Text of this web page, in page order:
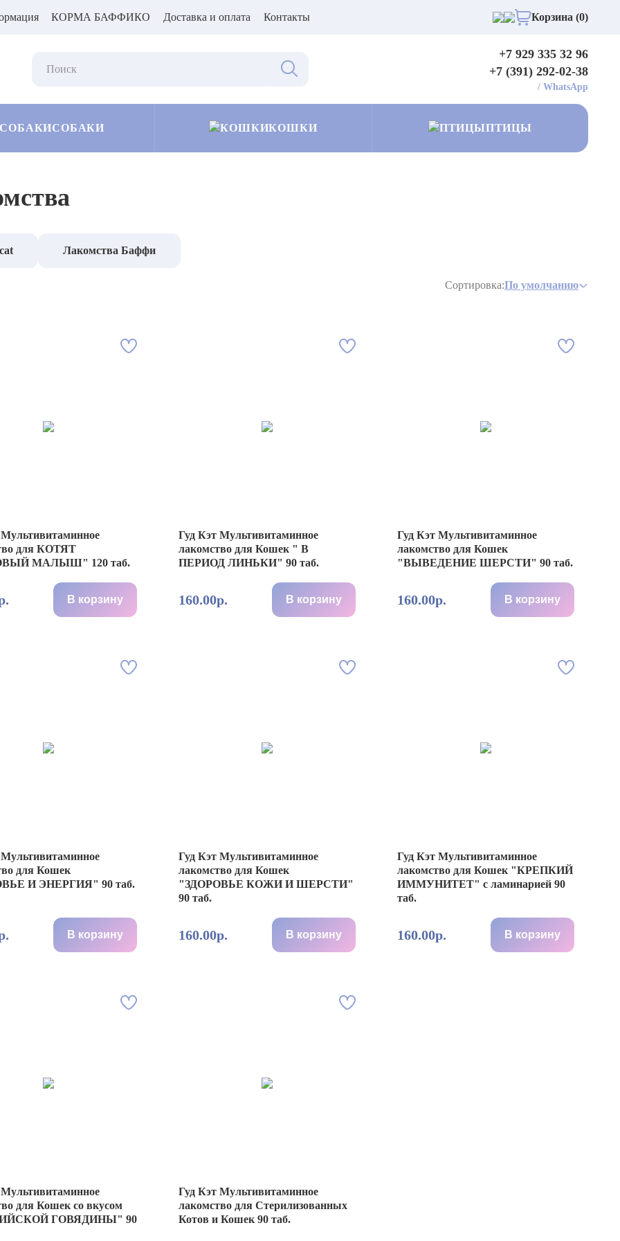
КОРМА БАФФИКО Доставка и оплата Контакты Корзина (0)
+7 929 335 32 96
+7 (391) 292-02-38
/ WhatsApp
СОБАКИ КОШКИ ПТИЦЫ
Лакомства Баффи
Сортировка:По умолчанию
для КОТЯТ
МАЛЫШ" 120 таб.
В корзину
Гуд Кэт Мультивитаминное
лакомcтво для Кошек " В
ПЕРИОД ЛИНЬКИ" 90 таб.
160.00р. В корзину
Гуд Кэт Мультивитаминное
лакомcтво для Кошек
"ВЫВЕДЕНИЕ ШЕРСТИ" 90 таб.
160.00р. В корзину
для Кошек
И ЭНЕРГИЯ" 90 таб.
В корзину
Гуд Кэт Мультивитаминное
лакомcтво для Кошек
"ЗДОРОВЬЕ КОЖИ И ШЕРСТИ"
90 таб.
160.00р. В корзину
Гуд Кэт Мультивитаминное
лакомcтво для Кошек "КРЕПКИЙ
ИММУНИТЕТ" с ламинарией 90
таб.
160.00р. В корзину
для Кошек со вкусом
ГОВЯДИНЫ" 90
Гуд Кэт Мультивитаминное
лакомcтво для Стерилизованных
Котов и Кошек 90 таб.